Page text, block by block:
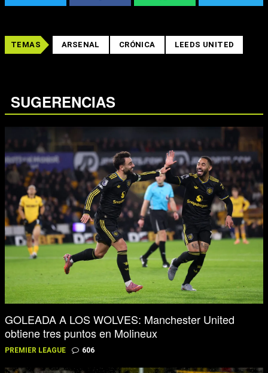
TEMAS ARSENAL CRÓNICA LEEDS UNITED
SUGERENCIAS
GOLEADA A LOS WOLVES: Manchester United
obtiene tres puntos en Molineux
PREMIER LEAGUE 606